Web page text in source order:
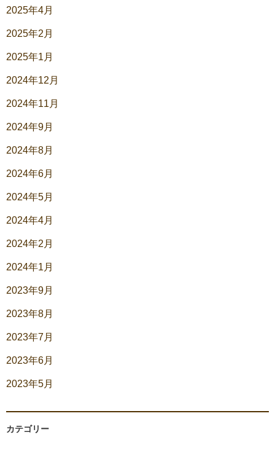
2025年4月
2025年2月
2025年1月
2024年12月
2024年11月
2024年9月
2024年8月
2024年6月
2024年5月
2024年4月
2024年2月
2024年1月
2023年9月
2023年8月
2023年7月
2023年6月
2023年5月
カテゴリー